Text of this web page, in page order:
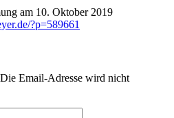
am 10. Oktober 2019
?p=589661
Email-Adresse wird nicht